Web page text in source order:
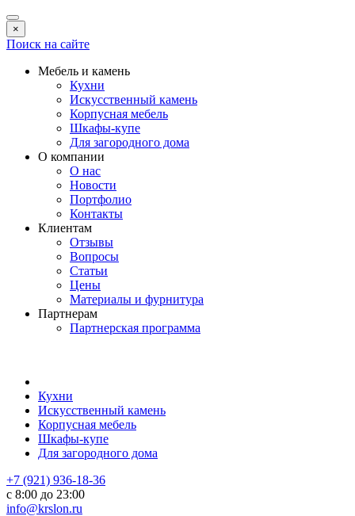
×
Поиск на сайте
Мебель и камень
Кухни
Искусственный камень
Корпусная мебель
Шкафы-купе
Для загородного дома
О компании
О нас
Новости
Портфолио
Контакты
Клиентам
Отзывы
Вопросы
Статьи
Цены
Материалы и фурнитура
Партнерам
Партнерская программа
Кухни
Искусственный камень
Корпусная мебель
Шкафы-купе
Для загородного дома
+7 (921) 936-18-36
с 8:00 до 23:00
info@krslon.ru